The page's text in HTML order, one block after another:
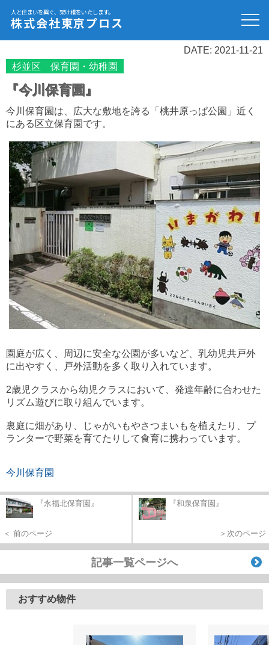
人と住まいを繋ぐ、架け橋をいたします。
株式会社東京プロス
DATE: 2021-11-21
杉並区 保育園・幼稚園
『今川保育園』
今川保育園は、広大な敷地を誇る「桃井原っぱ公園」近く
にある区立保育園です。
園庭が広く、周辺に安全な公園が多いなど、乳幼児共戸外
に出やすく、戸外活動を多く取り入れています。
2歳児クラスから幼児クラスにおいて、発達年齢に合わせた
リズム遊びに取り組んでいます。
裏庭に畑があり、じゃがいもやさつまいもを植えたり、プ
ランターで野菜を育てたりして食育に携わっています。
今川保育園
『永福北保育園』
＜ 前のページ
『和泉保育園』
＞次のページ
記事一覧ページへ
おすすめ物件